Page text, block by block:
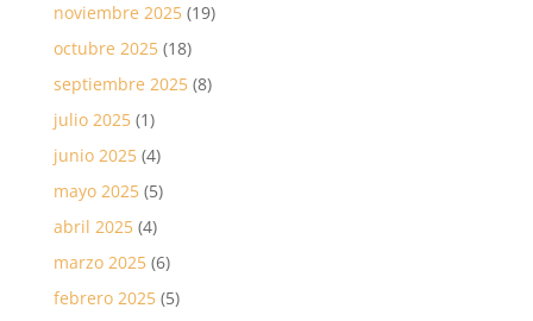
noviembre 2025(19)
octubre 2025(18)
septiembre 2025(8)
julio 2025(1)
junio 2025(4)
mayo 2025(5)
abril 2025(4)
marzo 2025(6)
febrero 2025(5)